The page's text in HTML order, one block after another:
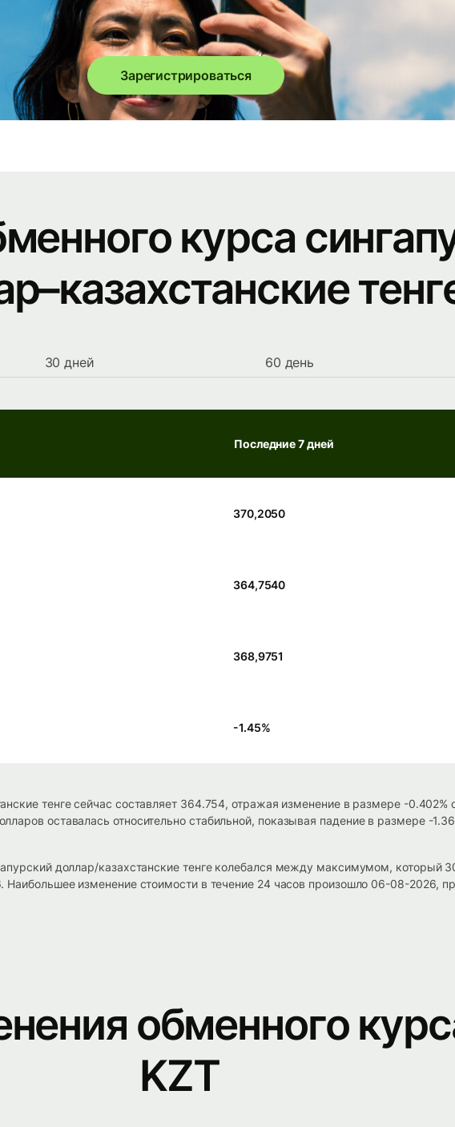
Зарегистрироваться
курса
30 дней 60 день
Последние 7 дней
370,2050
364,7540
368,9751
-1.45%
тенге сейчас составляет 364.754, отражая изменение в размере -0.402%
оставалась относительно стабильной, показывая падение в размере -
доллар/казахстанские тенге колебался между максимумом, который
изменение стоимости в течение 24 часов произошло 06-08-2026,
обменного
KZT